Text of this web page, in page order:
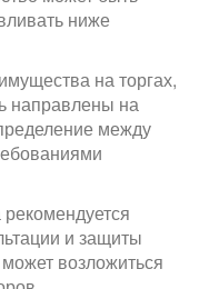
ниже
на торгах,
направлены на
между
и защиты
возложиться